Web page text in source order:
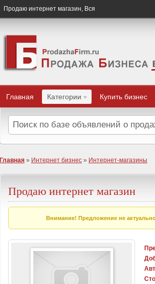
Продаю интернет магазин, Вся
Главная Категории Купить бизнес
Главная » Интернет бизнес » Интернет-магазины
Продаю интернет магазин
Внимание! Предложение не